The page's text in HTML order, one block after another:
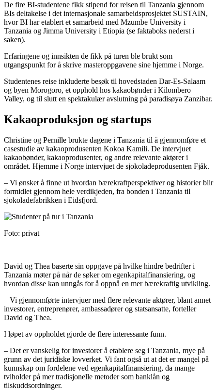
De fire BI-studentene fikk stipend for reisen til Tanzania gjennom
BIs deltakelse i det internasjonale samarbeidsprosjektet SUSTAIN,
hvor BI har etablert et samarbeid med Mzumbe University i
Tanzania og Jimma University i Etiopia (se faktaboks nederst i
saken).
Erfaringene og innsikten de fikk på turen ble brukt som
utgangspunkt for å skrive masteroppgavene sine hjemme i Norge.
Studentenes reise inkluderte besøk til hovedstaden Dar-Es-Salaam
og byen Morogoro, et opphold hos kakaobønder i Kilombero
Valley, og til slutt en spektakulær avslutning på paradisøya Zanzibar.
Kakaoproduksjon og startups
Christine og Pernille brukte dagene i Tanzania til å gjennomføre et
casestudie av kakaoprodusenten Kokoa Kamili. De intervjuet
kakaobønder, kakaoprodusenter, og andre relevante aktører i
området. Hjemme i Norge intervjuet de sjokoladeprodusenten Fjåk.
– Vi ønsket å finne ut hvordan bærekraftperspektiver og historier blir
formidlet gjennom hele verdikjeden, fra bonden i Tanzania til
sjokoladefabrikken i Eidsfjord.
Foto: privat
David og Thea baserte sin oppgave på hvilke hindre bedrifter i
Tanzania møter på når de søker om egenkapitalfinansiering, og
hvordan disse kan unngås for å oppnå en mer bærekraftig utvikling.
– Vi gjennomførte intervjuer med flere relevante aktører, blant annet
investorer, entreprenører, ambassadører og statsansatte, forteller
David og Thea.
I løpet av oppholdet gjorde de flere interessante funn.
– Det er vanskelig for investorer å etablere seg i Tanzania, mye på
grunn av det juridiske lovverket. Vi fant også ut at det er mangel på
kunnskap om fordelene ved egenkapitalfinansiering, da mange
tviholder på mer tradisjonelle metoder som banklån og
tilskuddsordninger.